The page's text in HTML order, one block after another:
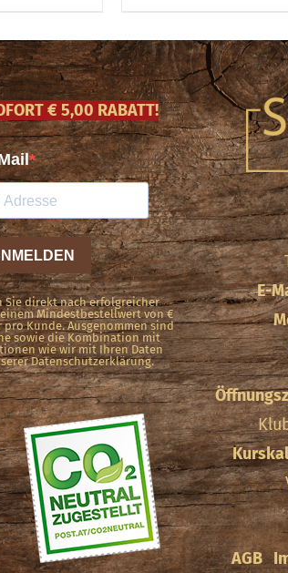
€ 5,00 RABATT!
Sie direkt nach erfolgreicher
Mindestbestellwert von €
Kunde. Ausgenommen sind
sowie die Kombination mit
wie wir mit Ihren Daten
Datenschutzerklärung.
E-
AGB